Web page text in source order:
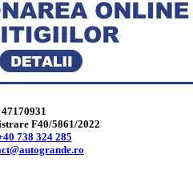
F40/5861/2022
738 324 285